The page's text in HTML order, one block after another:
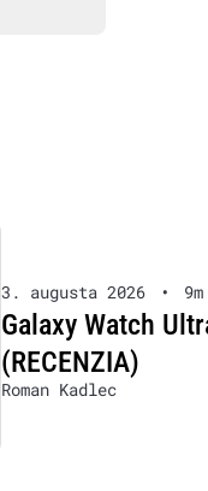
3. augusta 2026 • 9m
Galaxy Watch
(RECENZIA)
Roman Kadlec